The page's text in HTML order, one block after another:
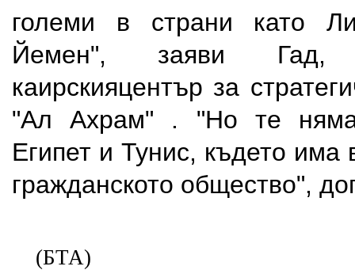
големи в страни като
Йемен", заяви Гад,
каирскияцентър за
"Ал Ахрам" . "Но те
Египет и Тунис, където има
гражданското общество",
(БТА)